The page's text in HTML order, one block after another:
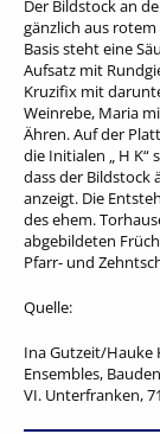
Der Bildstock an
gänzlich aus
Basis steht eine
Aufsatz mit
Kruzifix mit
Weinrebe, Maria
Ähren. Auf der
die Initialen „ H K“
dass der Bildstock
anzeigt. Die
des ehem.
abgebildeten
Pfarr- und
Quelle:
Ina Gutzeit/Hauke
Ensembles,
VI. Unterfranken,